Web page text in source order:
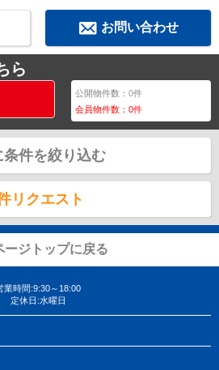
お問い合わせ
ら
公開物件数：0件
会員物件数：0件
条件を絞り込む
リクエスト
ージトップに戻る
業時間:9:30～18:00
定休日:水曜日